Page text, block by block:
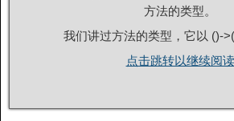
方法的类型。
我们讲过方法的类型，它以
点击跳转以继续阅读